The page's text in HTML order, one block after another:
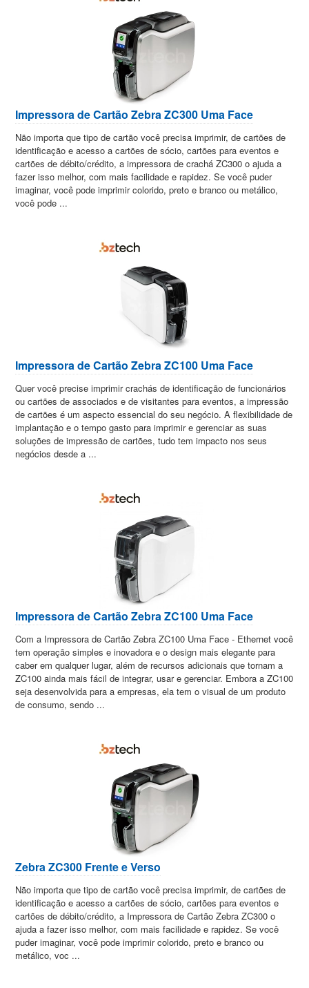
Impressora de Cartão Zebra ZC300 Uma Face
Não importa que tipo de cartão você precisa imprimir, de cartões de
identificação e acesso a cartões de sócio, cartões para eventos e
cartões de débito/crédito, a impressora de crachá ZC300 o ajuda a
fazer isso melhor, com mais facilidade e rapidez. Se você puder
imaginar, você pode imprimir colorido, preto e branco ou metálico,
você pode ...
Impressora de Cartão Zebra ZC100 Uma Face
Quer você precise imprimir crachás de identificação de funcionários
ou cartões de associados e de visitantes para eventos, a impressão
de cartões é um aspecto essencial do seu negócio. A flexibilidade de
implantação e o tempo gasto para imprimir e gerenciar as suas
soluções de impressão de cartões, tudo tem impacto nos seus
negócios desde a ...
Impressora de Cartão Zebra ZC100 Uma Face
Com a Impressora de Cartão Zebra ZC100 Uma Face - Ethernet você
tem operação simples e inovadora e o design mais elegante para
caber em qualquer lugar, além de recursos adicionais que tornam a
ZC100 ainda mais fácil de integrar, usar e gerenciar. Embora a ZC100
seja desenvolvida para a empresas, ela tem o visual de um produto
de consumo, sendo ...
Zebra ZC300 Frente e Verso
Não importa que tipo de cartão você precisa imprimir, de cartões de
identificação e acesso a cartões de sócio, cartões para eventos e
cartões de débito/crédito, a Impressora de Cartão Zebra ZC300 o
ajuda a fazer isso melhor, com mais facilidade e rapidez. Se você
puder imaginar, você pode imprimir colorido, preto e branco ou
metálico, voc ...